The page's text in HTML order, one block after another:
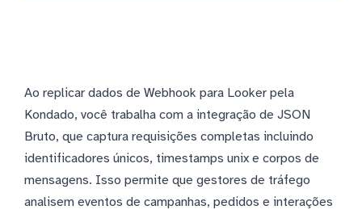
Ao replicar dados de Webhook para Looker pela
Kondado, você trabalha com a integração de JSON
Bruto, que captura requisições completas incluindo
identificadores únicos, timestamps unix e corpos de
mensagens. Isso permite que gestores de tráfego
analisem eventos de campanhas, pedidos e interações